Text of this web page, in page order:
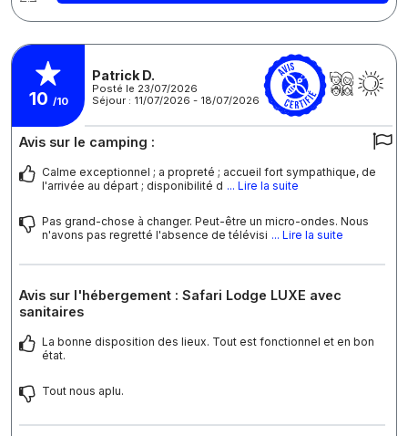
10 /10
Patrick D.
Posté le 23/07/2026
Séjour : 11/07/2026 - 18/07/2026
Avis sur le camping :
Calme exceptionnel ; a propreté ; accueil fort sympathique, de
l'arrivée au départ ; disponibilité d ... Lire la suite
Pas grand-chose à changer. Peut-être un micro-ondes. Nous
n'avons pas regretté l'absence de télévisi ... Lire la suite
Avis sur l'hébergement : Safari Lodge LUXE avec
sanitaires
La bonne disposition des lieux. Tout est fonctionnel et en bon
état.
Tout nous aplu.